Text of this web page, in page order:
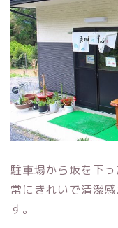
駐車場から坂を下
常にきれいで清潔
す。